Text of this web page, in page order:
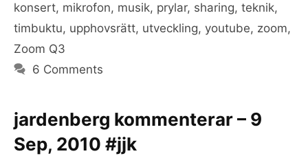
konsert, mikrofon, musik, prylar, sharing, teknik,
timbuktu, upphovsrätt, utveckling, youtube, zoom,
Zoom Q3
6 Comments
jardenberg kommenterar – 9
Sep, 2010 #jjk